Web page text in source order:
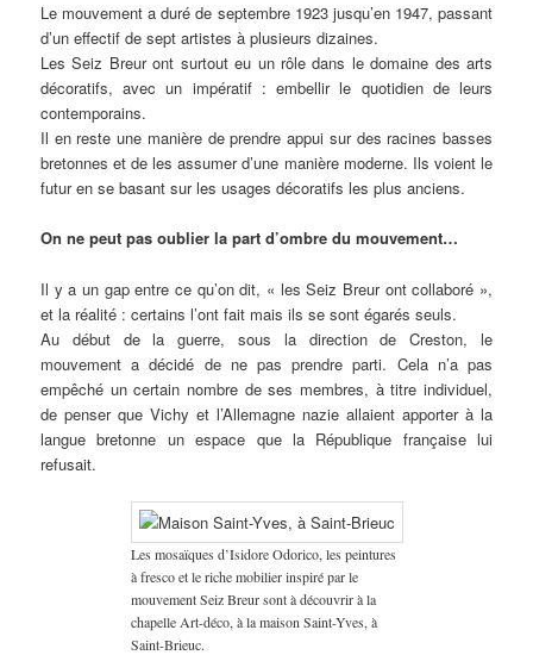
Le mouvement a duré de septembre 1923 jusqu’en 1947, passant
d’un effectif de sept artistes à plusieurs dizaines.
Les Seiz Breur ont surtout eu un rôle dans le domaine des arts
décoratifs, avec un impératif : embellir le quotidien de leurs
contemporains.
Il en reste une manière de prendre appui sur des racines basses
bretonnes et de les assumer d’une manière moderne. Ils voient le
futur en se basant sur les usages décoratifs les plus anciens.
On ne peut pas oublier la part d’ombre du mouvement…
Il y a un gap entre ce qu’on dit, « les Seiz Breur ont collaboré »,
et la réalité : certains l’ont fait mais ils se sont égarés seuls.
Au début de la guerre, sous la direction de Creston, le
mouvement a décidé de ne pas prendre parti. Cela n’a pas
empêché un certain nombre de ses membres, à titre individuel,
de penser que Vichy et l’Allemagne nazie allaient apporter à la
langue bretonne un espace que la République française lui
refusait.
Les mosaïques d’Isidore Odorico, les peintures
à fresco et le riche mobilier inspiré par le
mouvement Seiz Breur sont à découvrir à la
chapelle Art-déco, à la maison Saint-Yves, à
Saint-Brieuc.